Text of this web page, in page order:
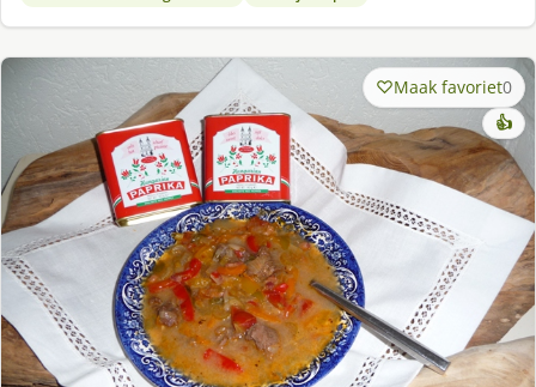
Maak favoriet0
👍